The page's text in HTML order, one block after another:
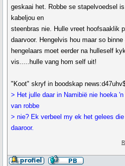
geskaai het. Robbe se stapelvoedsel
kabeljou en
steenbras nie. Hulle vreet hoofsaaklik
daarvoor. Hengelvis hou maar so
hengelaars moet eerder na hulleself
vis.....hulle vang hom self uit!
"Koot" skryf in boodskap
> Het julle daar in Namibië nie hoeka
van robbe
> nie? Ek verbeel my ek het gelees
daaroor.